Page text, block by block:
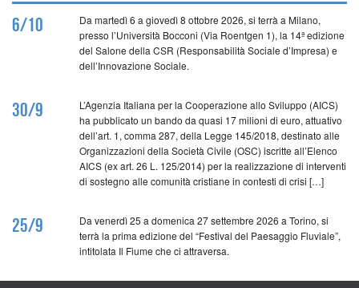
6/10
Da martedì 6 a giovedì 8 ottobre 2026, si terrà a Milano,
presso l’Università Bocconi (Via Roentgen 1), la 14ª edizione
del Salone della CSR (Responsabilità Sociale d’Impresa) e
dell’Innovazione Sociale.
30/9
L’Agenzia Italiana per la Cooperazione allo Sviluppo (AICS)
ha pubblicato un bando da quasi 17 milioni di euro, attuativo
dell’art. 1, comma 287, della Legge 145/2018, destinato alle
Organizzazioni della Società Civile (OSC) iscritte all’Elenco
AICS (ex art. 26 L. 125/2014) per la realizzazione di interventi
di sostegno alle comunità cristiane in contesti di crisi […]
25/9
Da venerdì 25 a domenica 27 settembre 2026 a Torino, si
terrà la prima edizione del “Festival del Paesaggio Fluviale”,
intitolata Il Fiume che ci attraversa.